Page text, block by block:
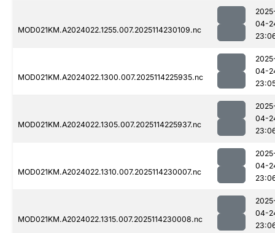
MOD021KM.A2024022.1255.007.2025114230109.nc
04-
MOD021KM.A2024022.1300.007.2025114225935.nc
04-
MOD021KM.A2024022.1305.007.2025114225937.nc
04-
MOD021KM.A2024022.1310.007.2025114230007.nc
04-
MOD021KM.A2024022.1315.007.2025114230008.nc
04-